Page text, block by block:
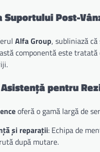
Post-
Alfa Group, subliniază
componentă este
pentru
oferă o gamă largă de
și reparații: Echipa de
după mutare.